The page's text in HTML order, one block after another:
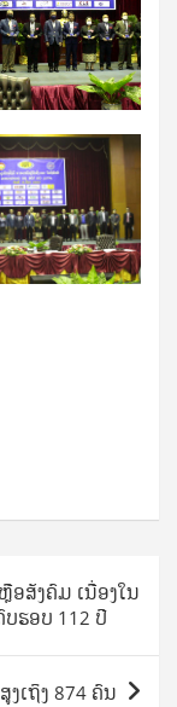
ອສັງຄົມ ເນື່ອງໃນ
ຮອບ 112 ປີ
ເຖິງ 874 ຄົນ